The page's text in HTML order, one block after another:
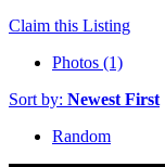
Claim this Listing
Photos (1)
Sort by: Newest First
Random